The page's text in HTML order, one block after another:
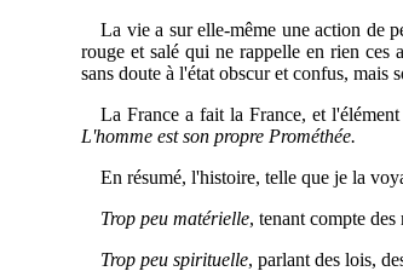
La vie a sur elle-même une action de
rougeet salé qui ne rappelle en rien ces
sans doute à l'état obscur et confus, mais
La France a fait la France, et
L'homme est son propre Prométhée.
En résumé, l'histoire, telle que je la
Trop peu matérielle, tenant compte
Trop peu spirituelle, parlant des lois,